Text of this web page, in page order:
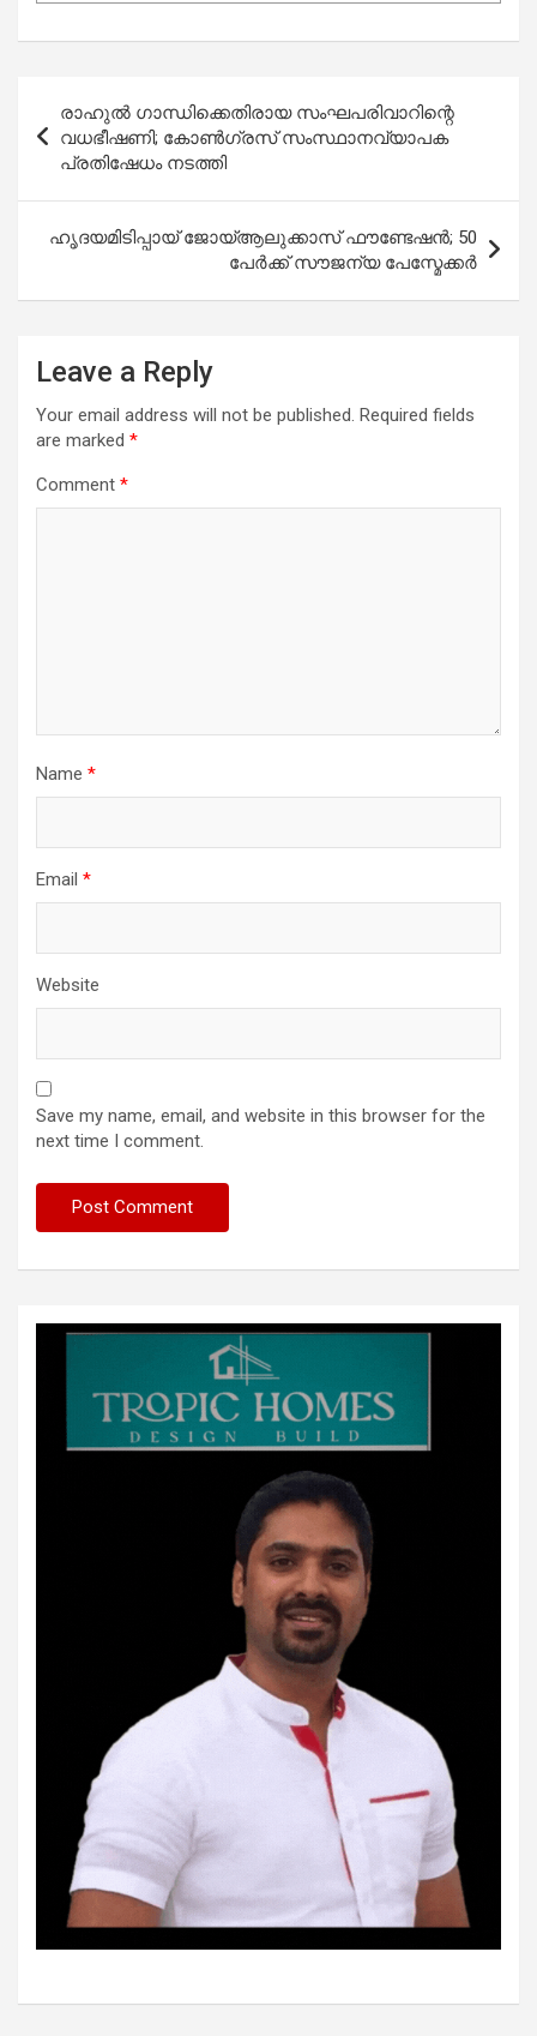
navigation
രാഹുല്‍ ഗാന്ധിക്കെതിരായ സംഘപരിവാറിന്റെ
വധഭീഷണി; കോണ്‍ഗ്രസ് സംസ്ഥാനവ്യാപക
പ്രതിഷേധം നടത്തി
ഹൃദയമിടിപ്പായ് ജോയ്ആലുക്കാസ് ഫൗണ്ടേഷൻ; 50
പേർക്ക് സൗജന്യ പേസ്മേക്കർ
Leave a Reply
Your email address will not be published. Required fields
are marked *
Comment *
Name *
Email *
Website
Save my name, email, and website in this browser for the
next time I comment.